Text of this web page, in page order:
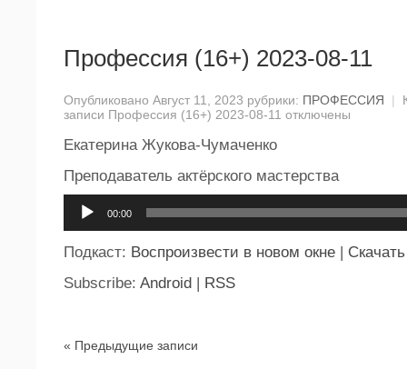
Профессия (16+) 2023-08-11
Опубликовано Август 11, 2023 рубрики: ПРОФЕССИЯ |
записи Профессия (16+) 2023-08-11 отключены
Екатерина Жукова-Чумаченко
Преподаватель актёрского мастерства
00:00
Подкаст: Воспроизвести в новом окне | Скачать
Subscribe: Android | RSS
« Предыдущие записи